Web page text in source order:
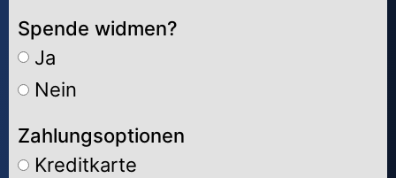
Spende widmen?
Ja
Nein
Zahlungsoptionen
Kreditkarte